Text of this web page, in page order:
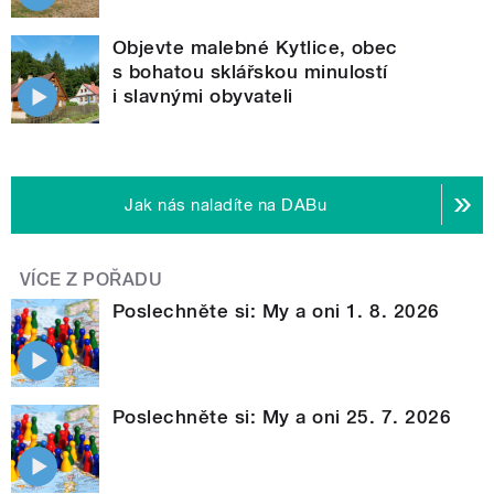
Objevte malebné Kytlice, obec
s bohatou sklářskou minulostí
i slavnými obyvateli
Jak nás naladíte na DABu
VÍCE Z POŘADU
Poslechněte si: My a oni 1. 8. 2026
Poslechněte si: My a oni 25. 7. 2026